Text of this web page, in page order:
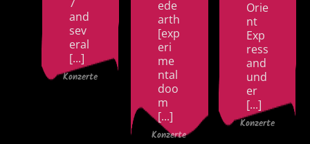
and
sev
eral
[...]
Konzerte
ede
arth
[exp
eri
me
ntal
doo
m
[...]
Konzerte
Orie
nt
Exp
ress
and
und
er
[...]
Konzerte